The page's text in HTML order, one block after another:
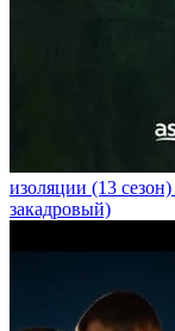
изоляции (13 сезон)
закадровый)